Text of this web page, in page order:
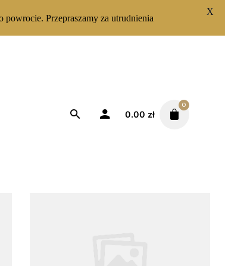
0.00 zł
0
Przepraszamy za utrudnienia
X